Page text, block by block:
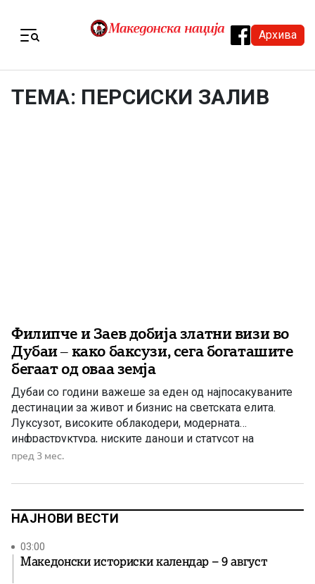
Архива
ТЕМА: ПЕРСИСКИ ЗАЛИВ
Филипче и Заев добија златни визи во
Дубаи – како баксузи, сега богаташите
бегаат од оваа земја
Дубаи со години важеше за еден од најпосакуваните
дестинации за живот и бизнис на светската елита.
Луксузот, високите облакодери, модерната
инфраструктура, ниските даноци и статусот на
глобален финансиски центар го претворија во магнет
од целиот свет. Во последните години, јавноста во
информации […]
пред 3 мес.
НАЈНОВИ ВЕСТИ
03:00
Македонски историски календар – 9 август